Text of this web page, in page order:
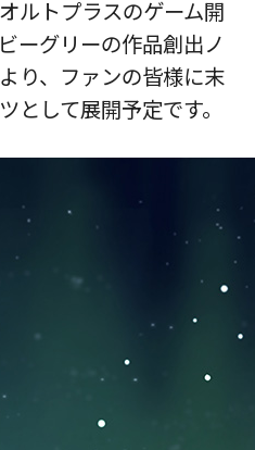
ルトプラスのゲーム開
ーグリーの作品創出ノ
り、ファンの皆様に末
として展開予定です。